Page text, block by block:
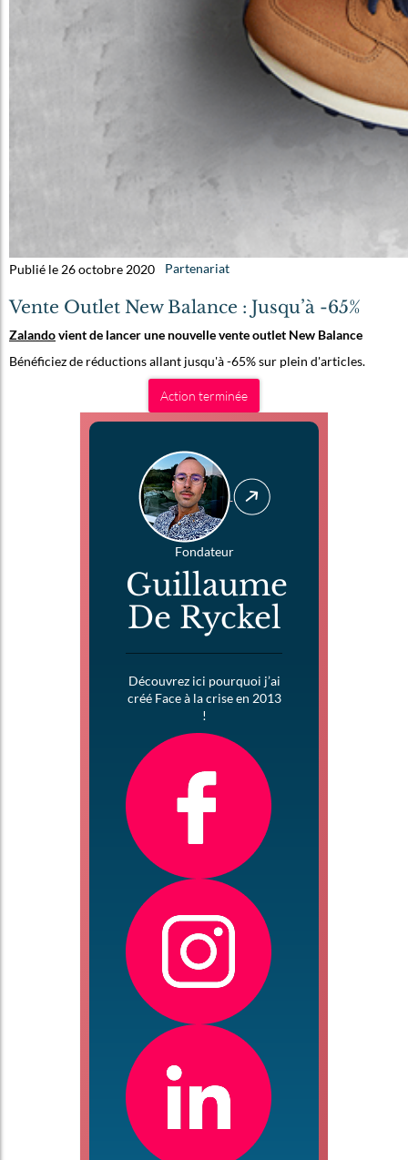
Publié le 26 octobre 2020 Partenariat
Vente Outlet New Balance : Jusqu’à -65%
Zalandovient de lancer une nouvelle vente outlet New Balance
Bénéficiez de réductions allant jusqu'à -65% sur plein d'articles.
Action terminée
Fondateur
Guillaume
De Ryckel
Découvrez ici pourquoi j’ai
créé Face à la crise en 2013
!